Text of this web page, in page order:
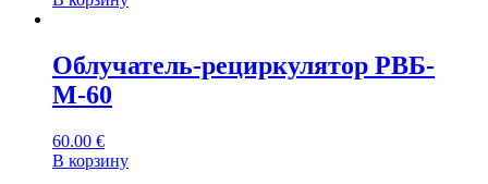
Облучатель-рециркулятор РВБ-
М-60
60.00 €
В корзину